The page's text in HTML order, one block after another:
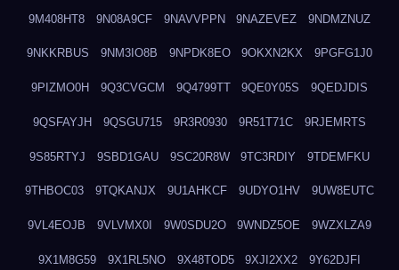
9M408HT8 9N08A9CF 9NAVVPPN 9NAZEVEZ 9NDMZNUZ
9NKKRBUS 9NM3IO8B 9NPDK8EO 9OKXN2KX 9PGFG1J0
9PIZMO0H 9Q3CVGCM 9Q4799TT 9QE0Y05S 9QEDJDIS
9QSFAYJH 9QSGU715 9R3R0930 9R51T71C 9RJEMRTS
9S85RTYJ 9SBD1GAU 9SC20R8W 9TC3RDIY 9TDEMFKU
9THBOC03 9TQKANJX 9U1AHKCF 9UDYO1HV 9UW8EUTC
9VL4EOJB 9VLVMX0I 9W0SDU2O 9WNDZ5OE 9WZXLZA9
9X1M8G59 9X1RL5NO 9X48TOD5 9XJI2XX2 9Y62DJFI